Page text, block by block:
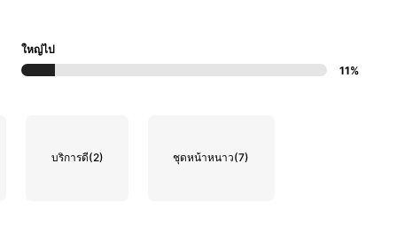
ใหญ่ไป
11%
บริการดี(2) ชุดหน้าหนาว(7)